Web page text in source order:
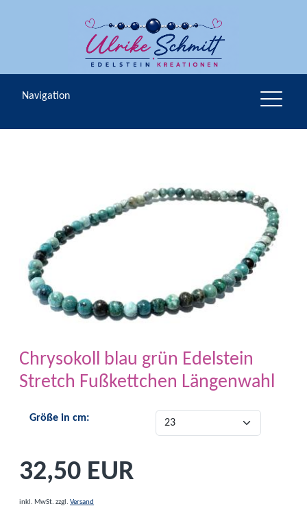
Navigation
Chrysokoll blau grün Edelstein
Stretch Fußkettchen Längenwahl
Größe in cm:
32,50 EUR
inkl. MwSt. zzgl. Versand